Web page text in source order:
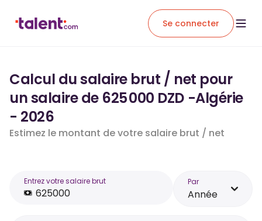
Se connecter
Calcul du salaire brut / net pour
un salaire de 625 000 DZD -Algérie
- 2026
Estimez le montant de votre salaire brut / net
Entrez votre salaire brut Par
Année